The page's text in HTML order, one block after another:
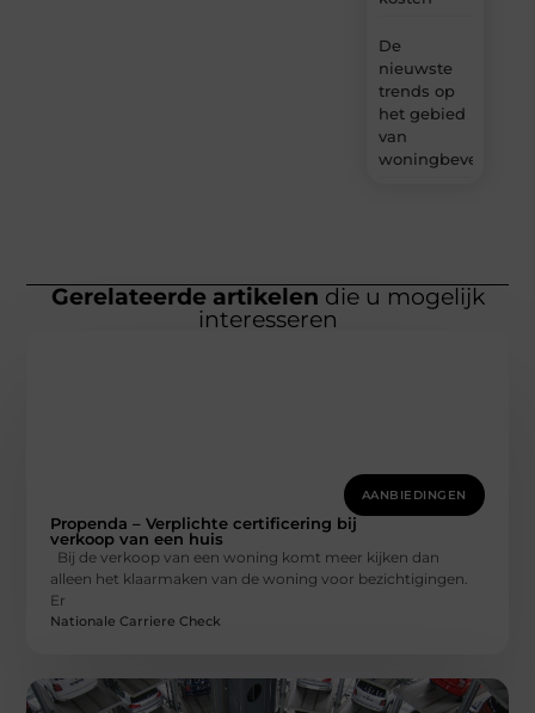
De
nieuwste
trends op
het gebied
van
woningbeveiliging
Gerelateerde artikelen die u mogelijk
interesseren
AANBIEDINGEN
Propenda – Verplichte certificering bij
verkoop van een huis
Bij de verkoop van een woning komt meer kijken dan
alleen het klaarmaken van de woning voor bezichtigingen.
Er
Nationale Carriere Check